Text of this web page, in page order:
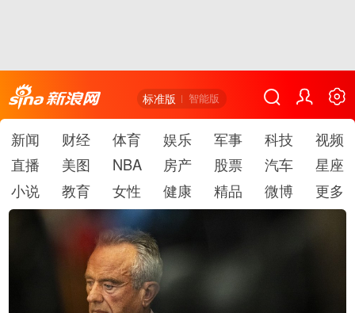
标准版 智能版
新闻 财经 体育 娱乐 军事 科技
视频
直播
美图 NBA 房产 股票 汽车
星座
小说
教育 女性 健康 精品 微博 更多